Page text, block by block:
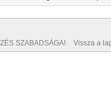
SZABADSÁGA! Vissza a